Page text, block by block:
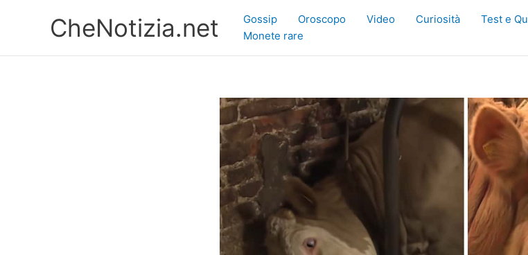
CheNotizia.net Gossip Oroscopo Video Curiosità Test e
Monete rare